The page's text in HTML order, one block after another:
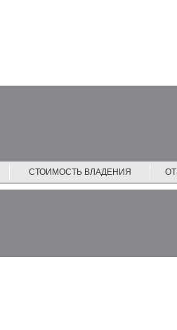
СТОИМОСТЬ ВЛАДЕНИЯ